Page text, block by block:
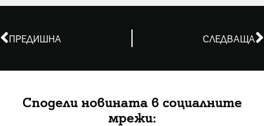
ПРЕДИШНА СЛЕДВАЩА
Сподели новината в социалните
мрежи: